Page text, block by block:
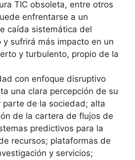
TIC obsoleta, entre otros
enfrentarse a un
caída sistemática del
y sufrirá más impacto en un
y turbulento, propio de la
con enfoque disruptivo
una clara percepción de su
parte de la sociedad; alta
de la cartera de flujos de
predictivos para la
recursos; plataformas de
y servicios;